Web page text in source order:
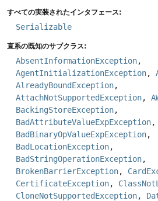
すべての実装されたインタフェース:
Serializable
直系の既知のサブクラス:
AbsentInformationException,
AgentInitializationException,
AlreadyBoundException,
AttachNotSupportedException,
BackingStoreException,
BadAttributeValueExpException,
BadBinaryOpValueExpException,
BadLocationException,
BadStringOperationException,
BrokenBarrierException,
CertificateException,
CloneNotSupportedException,